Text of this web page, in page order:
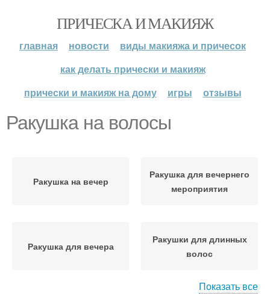
ПРИЧЕСКА И МАКИЯЖ
главная новости
виды макияжа и причесок
как делать прически и макияж
прически и макияж на дому
игры отзывы
Ракушка на волосы
Ракушка на вечер
Ракушка для вечернего
мероприятия
Ракушка для вечера
Ракушки для длинных
волос
Показать все